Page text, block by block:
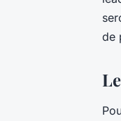
de